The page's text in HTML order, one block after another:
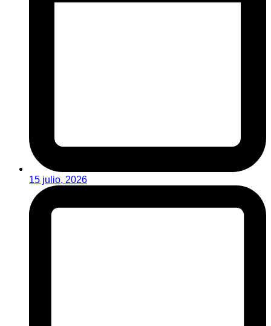
15 julio, 2026